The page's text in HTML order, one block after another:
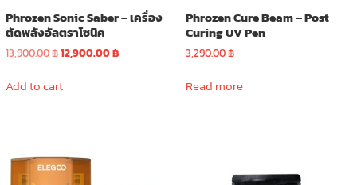
Phrozen Sonic Saber – เครื่อง
ตัดพลังอัลตราโซนิค
13,900.00฿Original
was:
12,900.00฿Current
Add to cart
Phrozen Cure Beam – Post
Curing UV Pen
3,290.00฿
Read more